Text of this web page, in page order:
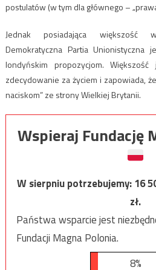
postulatów (w tym dla głównego –
Jednak posiadająca większość
Demokratyczna Partia Unionistyczna
londyńskim propozycjom.
zdecydowanie za życiem i zapowiada,
naciskom” ze strony Wielkiej Brytanii.
Wspieraj Fundację
W sierpniu potrzebujemy:16
zł.
Państwa wsparcie jest
Fundacji Magna Polonia.
8%